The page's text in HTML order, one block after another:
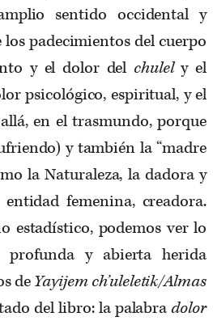
sentido occidental y
padecimientos del cuerpo
y el dolor del chulely el
psicológico, espiritual, y el
en el trasmundo, porque
y también la “madre
la Naturaleza, la dadora y
femenina, creadora.
estadístico, podemos ver lo
y abierta herida
deYayijem ch’uleletik/Almas
del libro: la palabradolor